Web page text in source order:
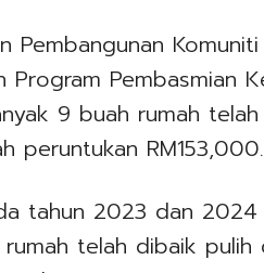
Pembangunan
Program Pembasmian
9 buah rumah
peruntukan
tahun 2023 dan
telah dibaik pulih